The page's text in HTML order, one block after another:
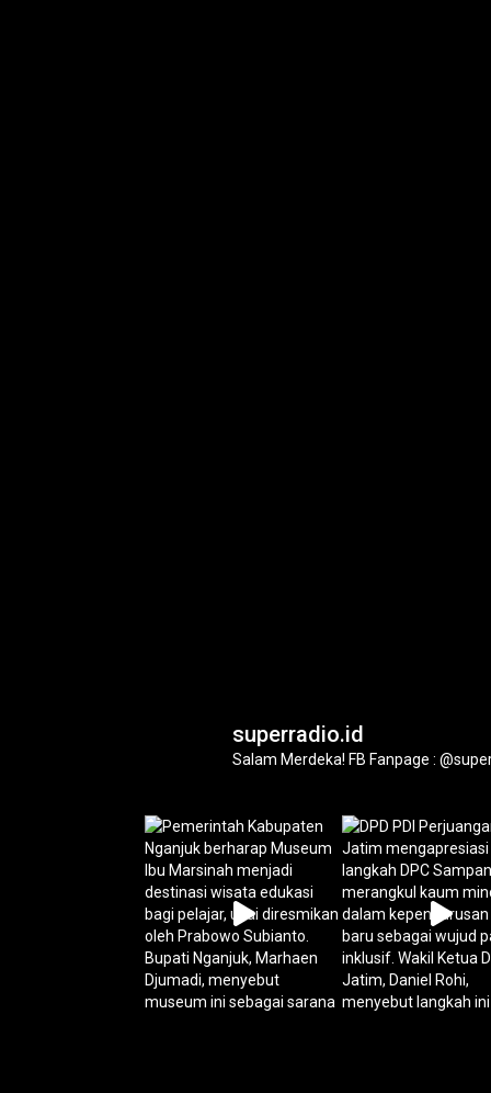
superradio.id
Salam Merdeka! FB Fanpage :